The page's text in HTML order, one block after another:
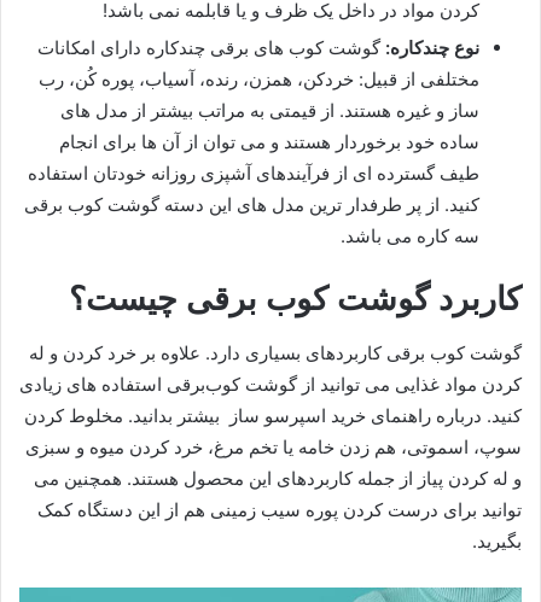
کردن مواد در داخل یک ظرف و یا قابلمه نمی باشد!
نوع چندکاره:گوشت کوب های برقی چندکاره دارای امکانات
مختلفی از قبیل: خردکن، همزن، رنده، آسیاب، پوره کُن، رب
ساز و غیره هستند. از قیمتی به مراتب بیشتر از مدل های
ساده خود برخوردار هستند و می توان از آن ها برای انجام
طیف گسترده ای از فرآیندهای آشپزی روزانه خودتان استفاده
کنید. از پر طرفدار ترین مدل های این دسته گوشت کوب برقی
سه کاره می باشد.
کاربرد گوشت کوب برقی چیست؟
گوشت کوب برقی کاربردهای بسیاری دارد. علاوه بر خرد کردن و له
کردن مواد غذایی می توانید از گوشت کوب‌برقی استفاده های زیادی
کنید. درباره راهنمای خرید اسپرسو ساز بیشتر بدانید. مخلوط کردن
سوپ، اسموتی، هم زدن خامه یا تخم مرغ، خرد کردن میوه و سبزی
و له کردن پیاز از جمله کاربردهای این محصول هستند. همچنین می
توانید برای درست کردن پوره سیب زمینی هم از این دستگاه کمک
بگیرید.